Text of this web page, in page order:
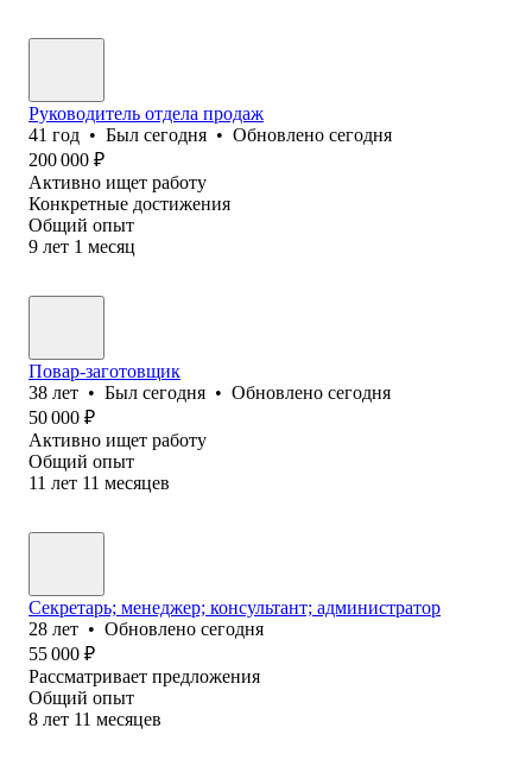
Руководитель отдела продаж
41 год • Был сегодня • Обновлено сегодня
200 000 ₽
Активно ищет работу
Конкретные достижения
Общий опыт
9 лет 1 месяц
Повар-заготовщик
38 лет • Был сегодня • Обновлено сегодня
50 000 ₽
Активно ищет работу
Общий опыт
11 лет 11 месяцев
Секретарь; менеджер; консультант; администратор
28 лет • Обновлено сегодня
55 000 ₽
Рассматривает предложения
Общий опыт
8 лет 11 месяцев